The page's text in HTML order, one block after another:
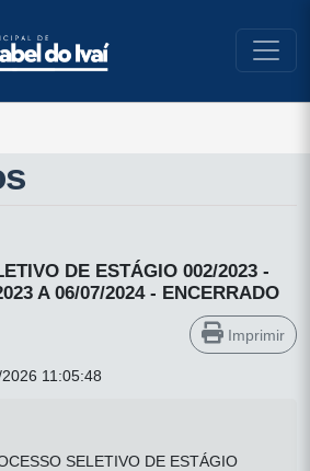
DE ESTÁGIO 002/2023 -
A 06/07/2024 - ENCERRADO
Imprimir
11:05:48
SELETIVO DE ESTÁGIO